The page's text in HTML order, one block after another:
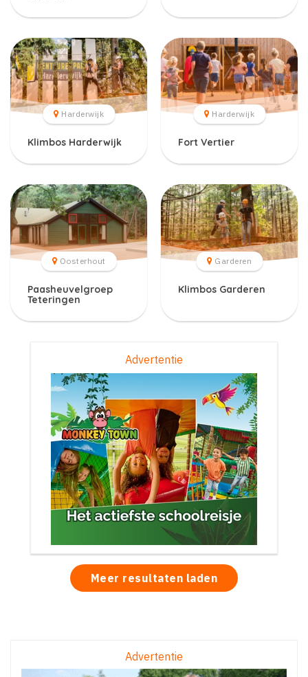
Harderwijk
Klimbos Harderwijk
Harderwijk
Fort Vertier
Oosterhout
Paasheuvelgroep
Teteringen
Garderen
Klimbos Garderen
Advertentie
Meer resultaten laden
Advertentie